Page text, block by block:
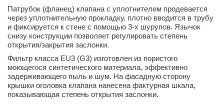
Патрубок (фланец) клапана с уплотнителем продевается
через уплотнительную прокладку, плотно вводится в трубу
и фиксируется к стене с помощью 3-х шурупов. Язычок
снизу конструкции позволяет регулировать степень
открытия/закрытия заслонки.
Фильтр класса EU3 (G3) изготовлен из пористого
моющегося синтетического материала, эффективно
задерживающего пыль и шум. На фасадную сторону
крышки оголовка клапана нанесена фактурная шкала,
показывающая степень открытия заслонки.